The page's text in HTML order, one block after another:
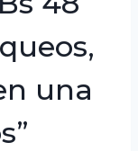
una